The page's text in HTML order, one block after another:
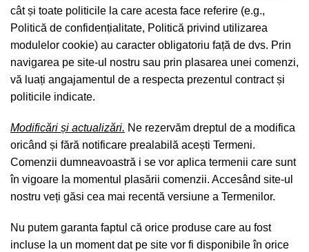
cât și toate politicile la care acesta face referire (e.g.,
Politică de confidențialitate, Politică privind utilizarea
modulelor cookie) au caracter obligatoriu față de dvs. Prin
navigarea pe site-ul nostru sau prin plasarea unei comenzi,
vă luați angajamentul de a respecta prezentul contract și
politicile indicate.
Modificări și actualizări. Ne rezervăm dreptul de a modifica
oricând și fără notificare prealabilă acești Termeni.
Comenzii dumneavoastră i se vor aplica termenii care sunt
în vigoare la momentul plasării comenzii. Accesând site-ul
nostru veți găsi cea mai recentă versiune a Termenilor.
Nu putem garanta faptul că orice produse care au fost
incluse la un moment dat pe site vor fi disponibile în orice